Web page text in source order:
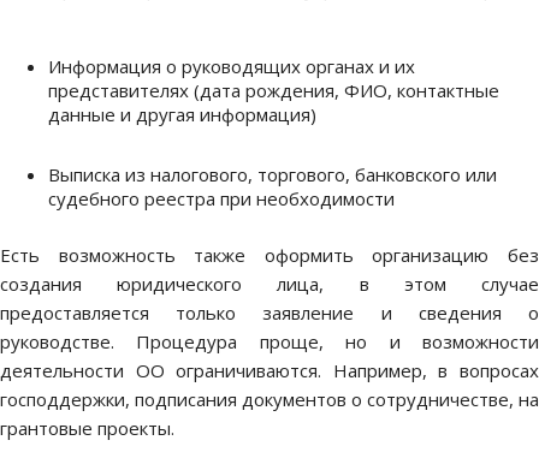
Информация о руководящих органах и их
представителях (дата рождения, ФИО, контактные
данные и другая информация)
Выписка из налогового, торгового, банковского или
судебного реестра при необходимости
Есть возможность также оформить организацию без
создания юридического лица, в этом случае
предоставляется только заявление и сведения о
руководстве. Процедура проще, но и возможности
деятельности ОО ограничиваются. Например, в вопросах
господдержки, подписания документов о сотрудничестве, на
грантовые проекты.